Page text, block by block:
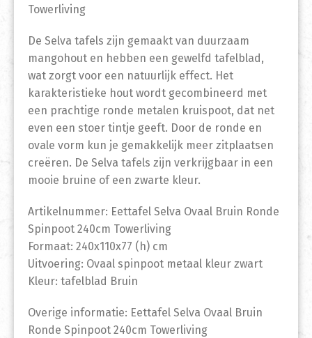
Towerliving
De Selva tafels zijn gemaakt van duurzaam
mangohout en hebben een gewelfd tafelblad,
wat zorgt voor een natuurlijk effect. Het
karakteristieke hout wordt gecombineerd met
een prachtige ronde metalen kruispoot, dat net
even een stoer tintje geeft. Door de ronde en
ovale vorm kun je gemakkelijk meer zitplaatsen
creëren. De Selva tafels zijn verkrijgbaar in een
mooie bruine of een zwarte kleur.
Artikelnummer: Eettafel Selva Ovaal Bruin Ronde
Spinpoot 240cm Towerliving
Formaat: 240x110x77 (h) cm
Uitvoering: Ovaal spinpoot metaal kleur zwart
Kleur: tafelblad Bruin
Overige informatie: Eettafel Selva Ovaal Bruin
Ronde Spinpoot 240cm Towerliving